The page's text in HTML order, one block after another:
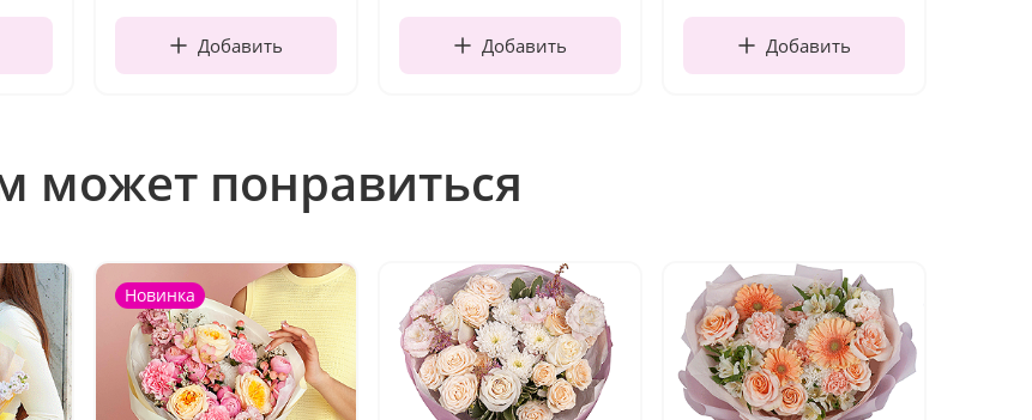
Добавить Добавить Добавить
может понравиться
Новинка